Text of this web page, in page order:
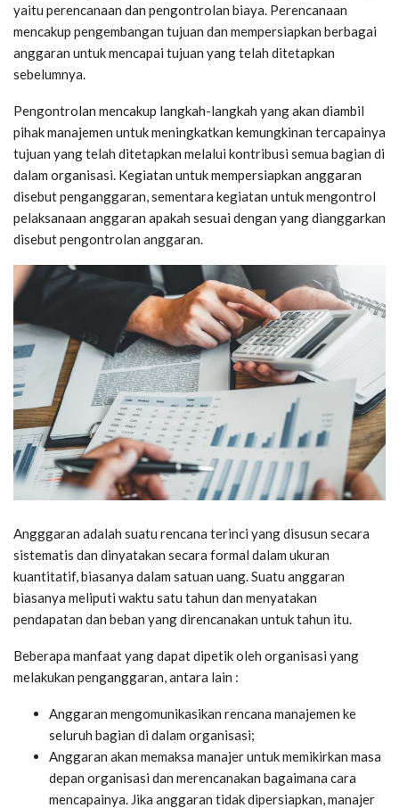
yaitu perencanaan dan pengontrolan biaya. Perencanaan
mencakup pengembangan tujuan dan mempersiapkan berbagai
anggaran untuk mencapai tujuan yang telah ditetapkan
sebelumnya.
Pengontrolan mencakup langkah-langkah yang akan diambil
pihak manajemen untuk meningkatkan kemungkinan tercapainya
tujuan yang telah ditetapkan melalui kontribusi semua bagian di
dalam organisasi. Kegiatan untuk mempersiapkan anggaran
disebut penganggaran, sementara kegiatan untuk mengontrol
pelaksanaan anggaran apakah sesuai dengan yang dianggarkan
disebut pengontrolan anggaran.
Angggaran adalah suatu rencana terinci yang disusun secara
sistematis dan dinyatakan secara formal dalam ukuran
kuantitatif, biasanya dalam satuan uang. Suatu anggaran
biasanya meliputi waktu satu tahun dan menyatakan
pendapatan dan beban yang direncanakan untuk tahun itu.
Beberapa manfaat yang dapat dipetik oleh organisasi yang
melakukan penganggaran, antara lain :
Anggaran mengomunikasikan rencana manajemen ke
seluruh bagian di dalam organisasi;
Anggaran akan memaksa manajer untuk memikirkan masa
depan organisasi dan merencanakan bagaimana cara
mencapainya. Jika anggaran tidak dipersiapkan, manajer